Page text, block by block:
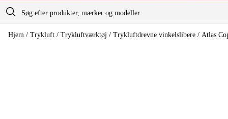
Indkøbskurv
Hjem / Trykluft / Trykluftværktøj / Trykluftdrevne vinkelslibere / Atlas